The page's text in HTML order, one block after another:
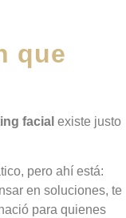
que
facial existe justo
pero ahí está:
en soluciones, te
para quienes